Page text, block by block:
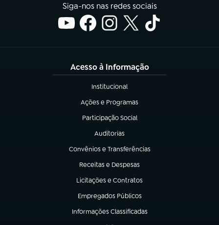
Siga-nos nas redes sociais
Acesso à Informação
Institucional
(abre em nova aba)
Ações e Programas
(abre em nova aba)
Participação Social
(abre em nova aba)
Auditorias
(abre em nova aba)
Convênios e Transferências
(abre em nova aba)
Receitas e Despesas
(abre em nova aba)
Licitações e Contratos
(abre em nova aba)
Empregados Públicos
(abre em nova aba)
Informações Classificadas
(abre em nova aba)